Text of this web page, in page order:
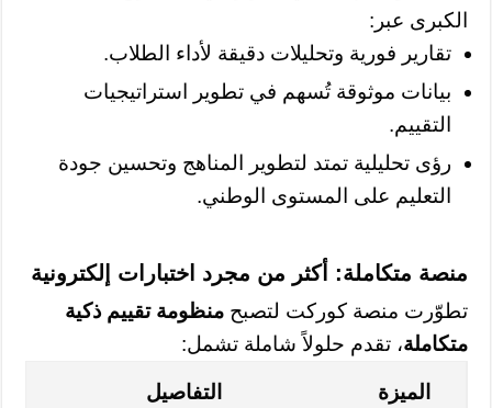
الكبرى عبر:
تقارير فورية وتحليلات دقيقة لأداء الطلاب.
بيانات موثوقة تُسهم في تطوير استراتيجيات
التقييم.
رؤى تحليلية تمتد لتطوير المناهج وتحسين جودة
التعليم على المستوى الوطني.
منصة متكاملة: أكثر من مجرد اختبارات إلكترونية
تطوّرت منصة كوركت لتصبحمنظومة تقييم ذكية
متكاملة، تقدم حلولاً شاملة تشمل:
الميزة التفاصيل